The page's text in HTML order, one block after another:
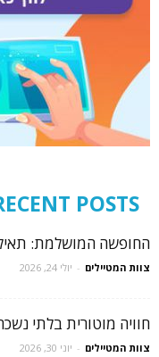
POSTS
החופשה המושלמת:
צוות המטיילים - יולי 24, 2026
חוויה מוטורית בלתי
צוות המטיילים - יוני 30, 2026